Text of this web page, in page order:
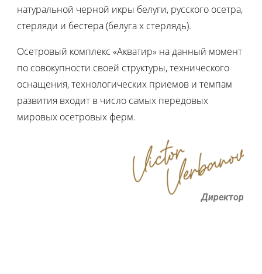
натуральной черной икры белуги, русского осетра,
стерляди и бестера (белуга х стерлядь).
Осетровый комплекс «Акватир» на данный момент
по совокупности своей структуры, технического
оснащения, технологических приемов и темпам
развития входит в число самых передовых
мировых осетровых ферм.
Директор